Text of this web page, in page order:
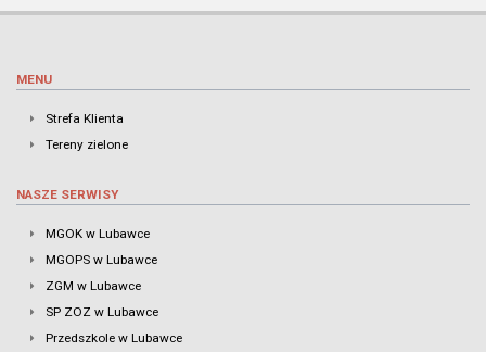
MENU
Strefa Klienta
Tereny zielone
NASZE SERWISY
MGOK w Lubawce
MGOPS w Lubawce
ZGM w Lubawce
SP ZOZ w Lubawce
Przedszkole w Lubawce